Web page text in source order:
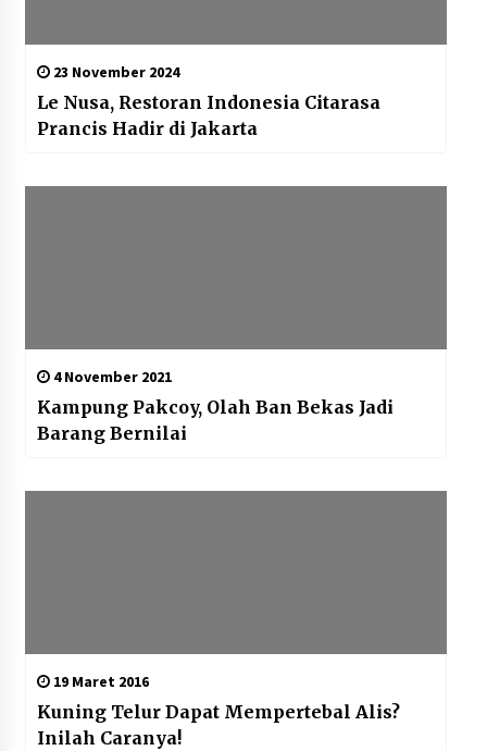
23 November 2024
Le Nusa, Restoran Indonesia Citarasa
Prancis Hadir di Jakarta
4 November 2021
Kampung Pakcoy, Olah Ban Bekas Jadi
Barang Bernilai
19 Maret 2016
Kuning Telur Dapat Mempertebal Alis?
Inilah Caranya!